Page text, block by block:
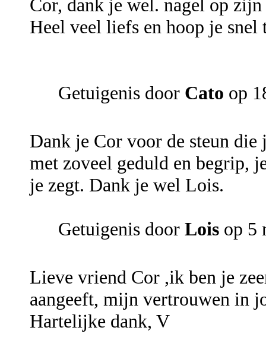
Cor, dank je wel. nagel op
Heel veel liefs en hoop je snel
Getuigenis door Cato op
Dank je Cor voor de steun
met zoveel geduld en begrip,
je zegt. Dank je wel Lois.
Getuigenis door Lois op 5
Lieve vriend Cor ,ik ben je
aangeeft, mijn vertrouwen in
Hartelijke dank, V